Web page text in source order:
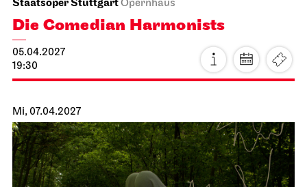
Staatsoper StuttgartOpernhaus